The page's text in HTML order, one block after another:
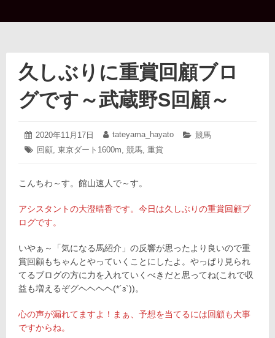
久しぶりに重賞回顧ブロ
グです～武蔵野S回顧～
投
稿
2020年11月17日
2020
年
11
日
投
稿
tateyama_hayato
カ
競馬
タ
回顧, 東京ダート1600m, 競馬, 重賞
こんちわ～す。館山速人で～す。
アシスタントの大澄晴香です。今日は久しぶりの重賞回顧ブ
ログです。
いやぁ～「気になる馬紹介」の反響が思ったより良いので重
賞回顧もちゃんとやっていくことにしたよ。やっぱり見られ
てるブログの方に力を入れていくべきだと思ってね(これで収
益も増えるぞグヘヘヘヘ(*´з`))。
心の声が漏れてますよ！まぁ、予想を当てるには回顧も大事
ですからね。